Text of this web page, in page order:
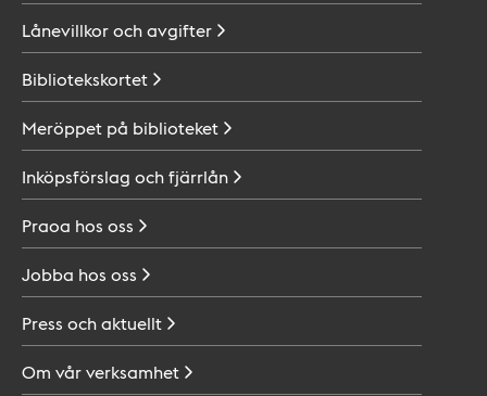
Lånevillkor ochavgifter
Bibliotekskortet
Meröppet på biblioteket
Inköpsförslag ochfjärrlån
Praoa hos oss
Jobba hos oss
Press ochaktuellt
Om vårverksamhet